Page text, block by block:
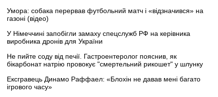
Умора: собака перервав футбольний матч і «відзначився» на
газоні (відео)
У Німеччині запобігли замаху спецслужб РФ на керівника
виробника дронів для України
Не пийте соду від печії. Гастроентеролог пояснив, як
бікарбонат натрію провокує "смертельний рикошет" у шлунку
Ексгравець Динамо Раффаел: «Блохін не давав мені багато
ігрового часу»